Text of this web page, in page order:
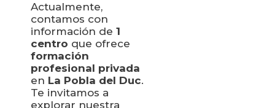
Actualmente,
contamos con
información de 1
centro que ofrece
formación
profesional privada
en La Pobla del Duc.
Te invitamos a
explorar nuestra